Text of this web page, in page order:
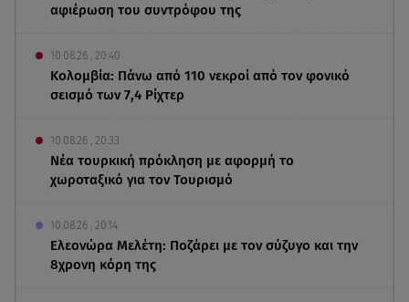
αφιέρωση του συντρόφου της
10.08.26 , 20:40
Κολομβία: Πάνω από 110 νεκροί από τον φονικό
σεισμό των 7,4 Ρίχτερ
10.08.26 , 20:33
Νέα τουρκική πρόκληση με αφορμή το
χωροταξικό για τον Τουρισμό
10.08.26 , 20:14
Ελεονώρα Μελέτη: Ποζάρει με τον σύζυγο και την
8χρονη κόρη της